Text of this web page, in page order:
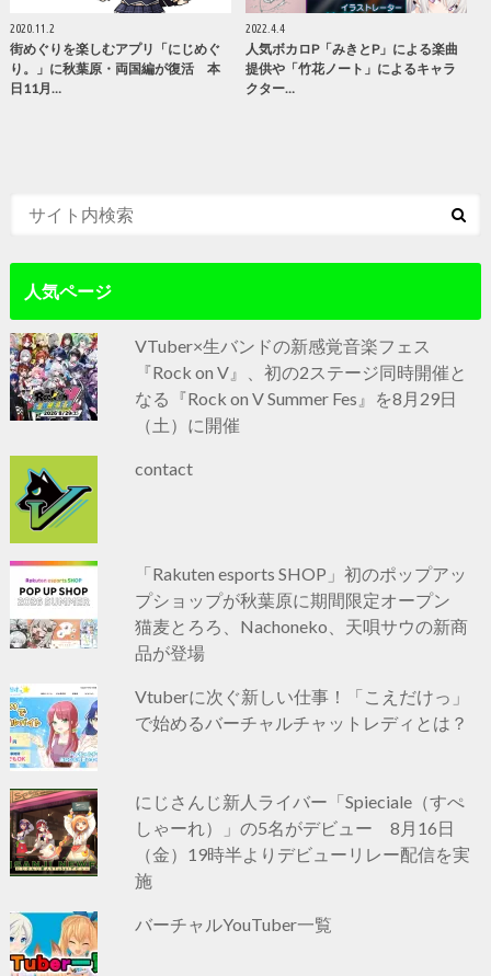
2020.11.2
街めぐりを楽しむアプリ「にじめぐ
り。」に秋葉原・両国編が復活 本
日11月…
2022.4.4
人気ボカロP「みきとP」による楽曲
提供や「竹花ノート」によるキャラ
クター…
人気ページ
VTuber×生バンドの新感覚音楽フェス
『Rock on V』、初の2ステージ同時開催と
なる『Rock on V Summer Fes』を8月29日
（土）に開催
contact
「Rakuten esports SHOP」初のポップアッ
プショップが秋葉原に期間限定オープン
猫麦とろろ、Nachoneko、天唄サウの新商
品が登場
Vtuberに次ぐ新しい仕事！「こえだけっ」
で始めるバーチャルチャットレディとは？
にじさんじ新人ライバー「Spieciale（すぺ
しゃーれ）」の5名がデビュー 8月16日
（金）19時半よりデビューリレー配信を実
施
バーチャルYouTuber一覧